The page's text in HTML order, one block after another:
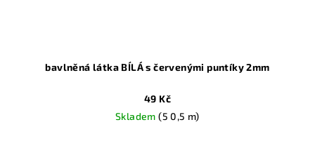
bavlněná látka BÍLÁ s červenými puntíky 2mm
49 Kč
Skladem(5 0,5 m)